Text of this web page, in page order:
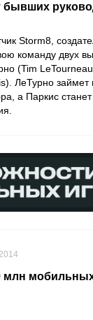
бывших
Storm8,
команду двух
(Tim
ЛеТурно займет
а Паркис
млн